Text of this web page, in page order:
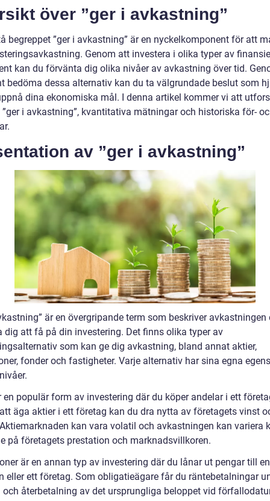
över ”ger i avkastning”
begreppet ”ger i avkastning” är en nyckelkomponent för att
Genom att investera i olika typer av
kan du förvänta dig olika nivåer av avkastning över tid.
bedöma dessa alternativ kan du ta välgrundade beslut som
dina ekonomiska mål. I denna artikel kommer vi att
”ger i avkastning”, kvantitativa mätningar och historiska för-
av ”ger i avkastning”
är en övergripande term som beskriver avkastningen
dig att få på din investering. Det finns olika typer av
som kan ge dig avkastning, bland annat aktier,
fonder och fastigheter. Varje alternativ har sina egna
en populär form av investering där du köper andelar i ett
äga aktier i ett företag kan du dra nytta av företagets vinst
kan vara volatil och avkastningen kan variera
på företagets prestation och marknadsvillkoren.
är en annan typ av investering där du lånar ut pengar till
eller ett företag. Som obligatieägare får du räntebetalningar
och återbetalning av det ursprungliga beloppet vid